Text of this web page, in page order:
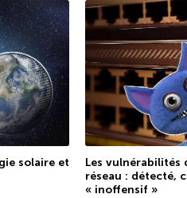
solaire et
Les vulnérabilités
réseau : détecté,
« inoffensif »